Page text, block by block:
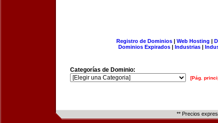
Registro de Dominios| Web Hosting |
Dominios Expirados | Industrias |
Categorías de Dominio:
[Pág.
** Precios